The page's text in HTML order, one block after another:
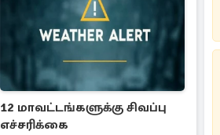
12 மாவட்டங்களுக்கு சிவப்பு
எச்சரிக்கை